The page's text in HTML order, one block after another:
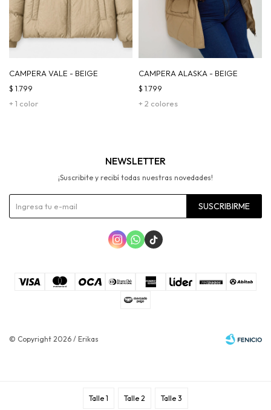
Talle 1 Talle 2 Talle 3
CAMPERA VALE - BEIGE
+ 1 color
$ 1.799
CAMPERA ALASKA - BEIGE
+ 2 colores
$ 1.799
NEWSLETTER
¡Suscribite y recibí todas nuestras novedades!
SUSCRIBIRME
  
© Copyright 2026 / Erikas